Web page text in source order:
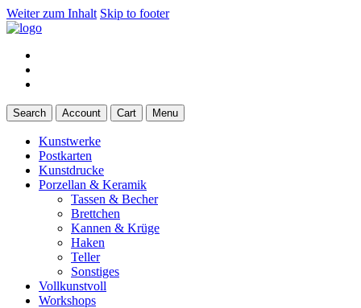
Weiter zum Inhalt Skip to footer
Search Account Cart Menu
Kunstwerke
Postkarten
Kunstdrucke
Porzellan & Keramik
Tassen & Becher
Brettchen
Kannen & Krüge
Haken
Teller
Sonstiges
Vollkunstvoll
Workshops